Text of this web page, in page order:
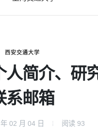
西安交通大学
人简介、研
系邮箱
02 月 04 日 阅读 93